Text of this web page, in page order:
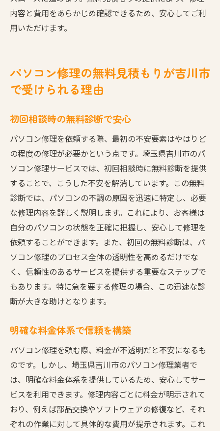
内容と費用をあらかじめ確認できるため、安心してご利
用いただけます。
パソコン修理の無料見積もりが吉川市
で受けられる理由
初回相談時の無料診断で安心
パソコン修理を依頼する際、最初の不安要素はやはりど
の程度の修理が必要かという点です。埼玉県吉川市のパ
ソコン修理サービスでは、初回相談時に無料診断を提供
することで、こうした不安を解消しています。この無料
診断では、パソコンの不調の原因を迅速に特定し、必要
な修理内容を詳しく説明します。これにより、お客様は
自分のパソコンの状態を正確に把握し、安心して修理を
依頼することができます。また、初回の無料診断は、パ
ソコン修理のプロセス全体の透明性を高めるだけでな
く、信頼性のあるサービスを提供する重要なステップで
もあります。特に急を要する修理の場合、この迅速な診
断が大きな助けとなります。
明確な料金体系で信頼を構築
パソコン修理を頼む際、料金が不透明だと不安になるも
のです。しかし、埼玉県吉川市のパソコン修理業者で
は、明確な料金体系を提供しているため、安心してサー
ビスを利用できます。修理内容ごとに料金が明示されて
おり、例えば部品交換やソフトウェアの修復など、それ
ぞれの作業に対して具体的な費用が提示されます。これ